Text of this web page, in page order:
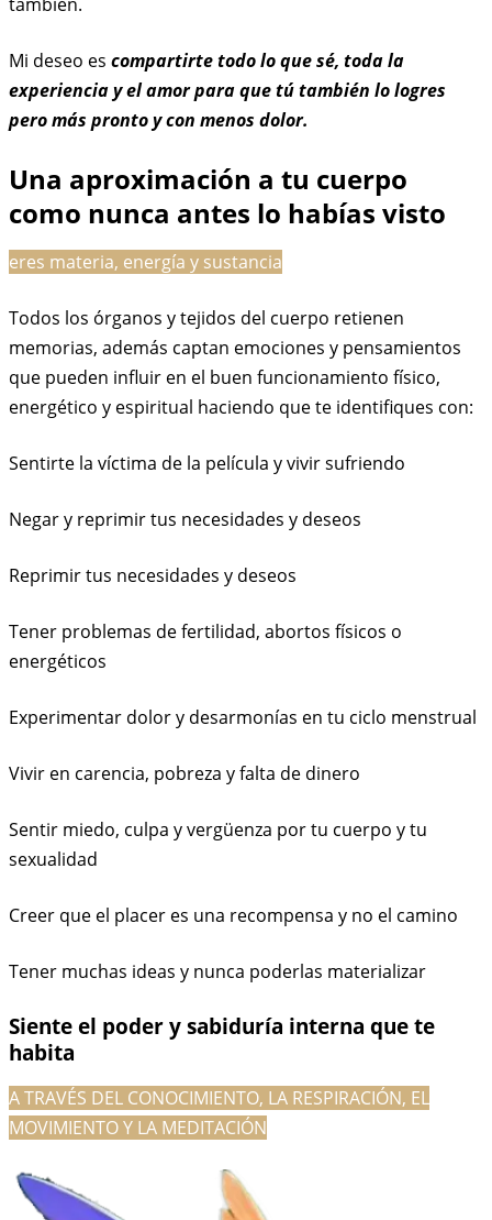
Mi deseo es compartirte todo lo que sé, toda la
experiencia y el amor para que tú también lo logres
pero más pronto y con menos dolor.
Una aproximación a tu cuerpo
como nunca antes lo habías visto
eres materia, energía y sustancia
Todos los órganos y tejidos del cuerpo retienen
memorias, además captan emociones y pensamientos
que pueden influir en el buen funcionamiento físico,
energético y espiritual haciendo que te identifiques con:
Sentirte la víctima de la película y vivir sufriendo
Negar y reprimir tus necesidades y deseos
Reprimir tus necesidades y deseos
Tener problemas de fertilidad, abortos físicos o
energéticos
Experimentar dolor y desarmonías en tu ciclo menstrual
Vivir en carencia, pobreza y falta de dinero
Sentir miedo, culpa y vergüenza por tu cuerpo y tu
sexualidad
Creer que el placer es una recompensa y no el camino
Tener muchas ideas y nunca poderlas materializar
Siente el poder y sabiduría interna que te
habita
A TRAVÉS DEL CONOCIMIENTO, LA RESPIRACIÓN, EL
MOVIMIENTO Y LA MEDITACIÓN